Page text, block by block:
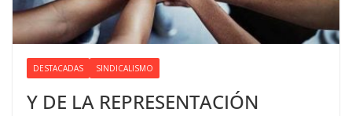
DESTACADAS SINDICALISMO
Y DE LA REPRESENTACIÓN